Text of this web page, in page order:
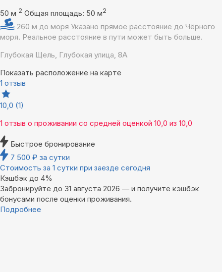
50 м 2 Общая площадь: 50 м2
260 м до моря Указано прямое расстояние до Чёрного
моря. Реальное расстояние в пути может быть больше.
Глубокая Щель, Глубокая улица, 8А
Показать расположение на карте
1 отзыв
10,0 (1)
1 отзыв о проживании со средней оценкой 10,0 из 10,0
Быстрое бронирование
7 500 ₽ за сутки
Стоимость за 1 сутки при заезде сегодня
Кэшбэк до 4%
Забронируйте до 31 августа 2026 — и получите кэшбэк
бонусами после оценки проживания.
Подробнее